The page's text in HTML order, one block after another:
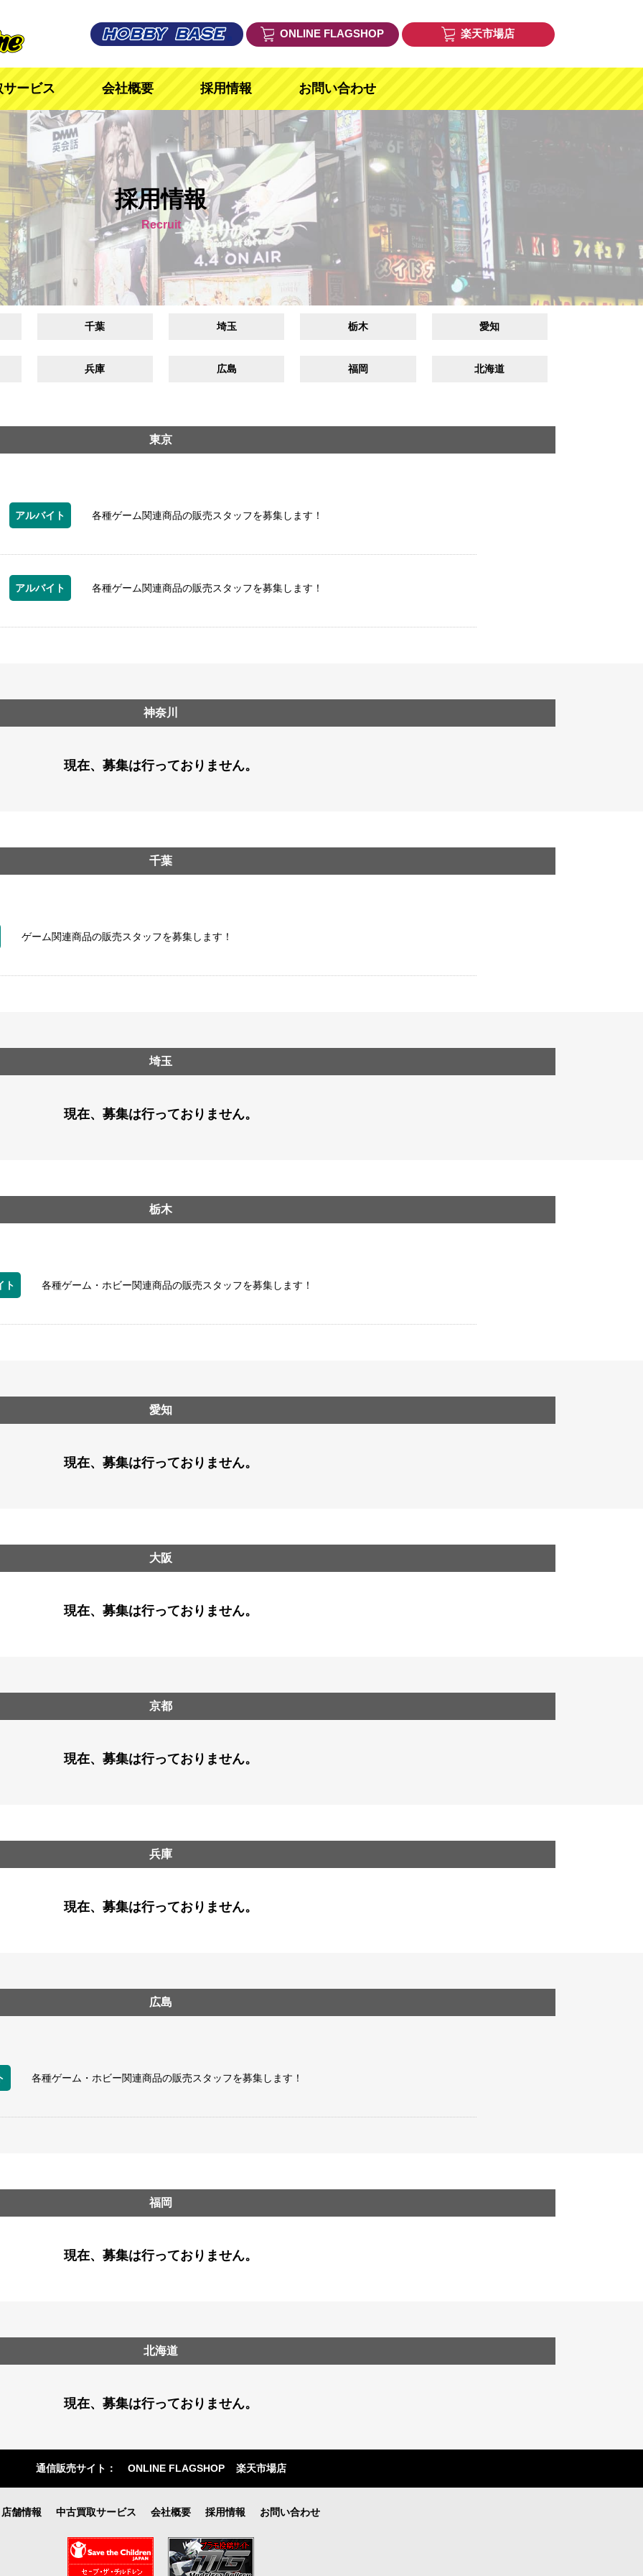
ONLINE FLAGSHOP 楽天市場店
サービス 会社概要 採用情報 お問い合わせ
採用情報
Recruit
千葉 埼玉 栃木 愛知
兵庫 広島 福岡 北海道
東京
アルバイト 各種ゲーム関連商品の販売スタッフを募集します！
アルバイト 各種ゲーム関連商品の販売スタッフを募集します！
神奈川
現在、募集は行っておりません。
千葉
ゲーム関連商品の販売スタッフを募集します！
埼玉
現在、募集は行っておりません。
栃木
ト 各種ゲーム・ホビー関連商品の販売スタッフを募集します！
愛知
現在、募集は行っておりません。
大阪
現在、募集は行っておりません。
京都
現在、募集は行っておりません。
兵庫
現在、募集は行っておりません。
広島
各種ゲーム・ホビー関連商品の販売スタッフを募集します！
福岡
現在、募集は行っておりません。
北海道
現在、募集は行っておりません。
通信販売サイト： ONLINE FLAGSHOP 楽天市場店
店舗情報 中古買取サービス 会社概要 採用情報 お問い合わせ